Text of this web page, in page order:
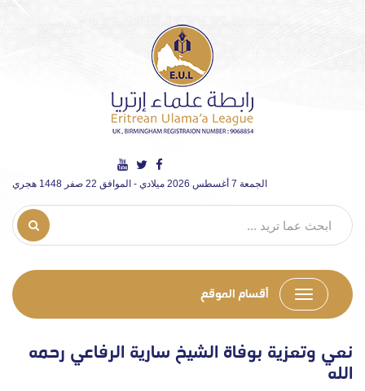
الجمعة 7 أغسطس 2026 ميلادي - الموافق 22 صفر 1448 هجري
أقسام الموقع
نعي وتعزية بوفاة الشيخ سارية الرفاعي رحمه
الله